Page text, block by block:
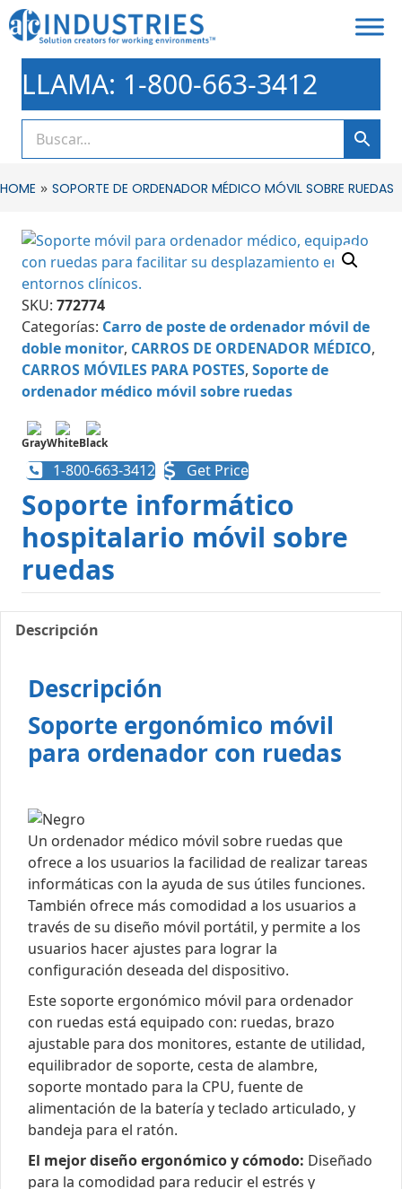
LLAMA: 1-800-663-3412
HOME » SOPORTE DE ORDENADOR MÉDICO MÓVIL SOBRE RUEDAS
SKU: 772774
Categorías: Carro de poste de ordenador móvil de
doble monitor, CARROS DE ORDENADOR MÉDICO,
CARROS MÓVILES PARA POSTES, Soporte de
ordenador médico móvil sobre ruedas
GrayWhiteBlack
1-800-663-3412 Get Price
Soporte informático
hospitalario móvil sobre
ruedas
Descripción
Descripción
Soporte ergonómico móvil
para ordenador con ruedas
Un ordenador médico móvil sobre ruedas que
ofrece a los usuarios la facilidad de realizar tareas
informáticas con la ayuda de sus útiles funciones.
También ofrece más comodidad a los usuarios a
través de su diseño móvil portátil, y permite a los
usuarios hacer ajustes para lograr la
configuración deseada del dispositivo.
Este soporte ergonómico móvil para ordenador
con ruedas está equipado con: ruedas, brazo
ajustable para dos monitores, estante de utilidad,
equilibrador de soporte, cesta de alambre,
soporte montado para la CPU, fuente de
alimentación de la batería y teclado articulado, y
bandeja para el ratón.
El mejor diseño ergonómico y cómodo: Diseñado
para la comodidad para reducir el estrés y